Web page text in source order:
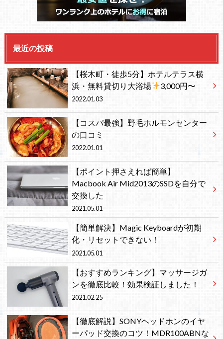
最近の投稿
【桜木町・徒歩5分】ホテルテラス横
浜・無料貸切り大浴場
3,000円〜
2022.01.03
【コスパ最強】野毛ホルモンセンター
の口コミ
2022.01.01
【ポイント押さえれば簡単】
Macbook Air Mid2013のSSDを自分で
交換した
2021.05.01
【簡単解決】Magic Keyboardが初期
化・リセットできない！
2021.05.01
【おすすめランキング】マッサージガ
ンを徹底比較！効果検証しました！
2021.02.25
【徹底解説】SONYヘッドホンのイヤ
ーパッド交換のコツ！MDR100ABNな